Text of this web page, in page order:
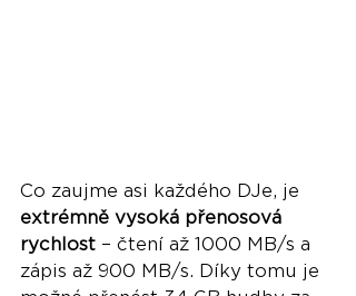
Co zaujme asi každého DJe, je
extrémně vysoká přenosová
rychlost – čtení až 1000 MB/s a
zápis až 900 MB/s. Díky tomu je